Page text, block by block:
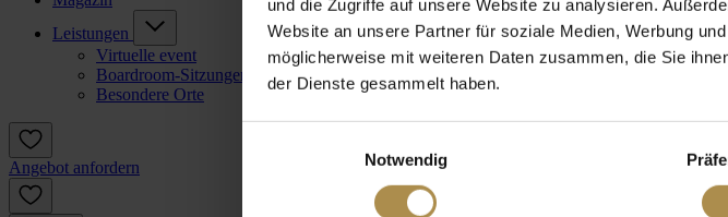
und die Zugriffe auf unsere Website zu analysieren.
Website an unsere Partner für soziale Medien, Werbung
möglicherweise mit weiteren Daten zusammen, die Sie
der Dienste gesammelt haben.
Notwendig
Leistungen
Virtuelle event
Boardroom-Sitzungen
Besondere Orte
Angebot anfordern